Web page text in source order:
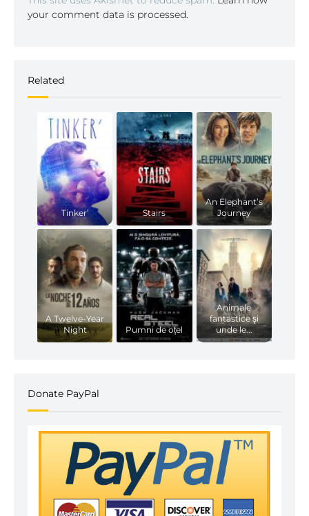
your comment data is processed.
Related
Tinker’ Stairs
An Elephant’s
Journey
A Twelve-Year
Night
Pumni de oțel
Animale
fantastice şi
unde le...
Donate PayPal